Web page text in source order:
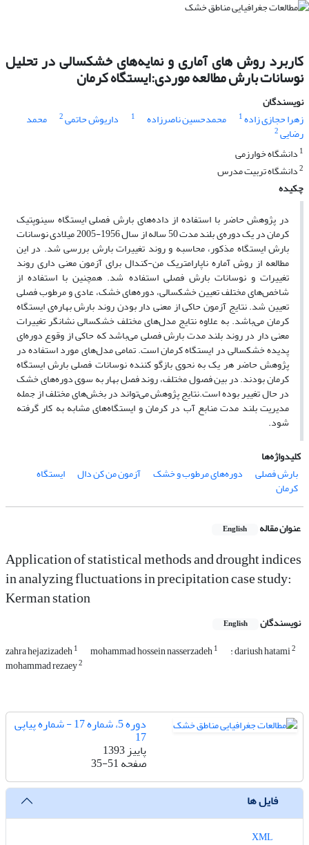
کاربرد روش های آماری و نمایه‌های خشکسالی در تحلیل
نوسانات بارش مطالعه موردی:ایستگاه کرمان
نویسندگان
زهرا حجازی زاده1 محمدحسین ناصرزاده 1 داریوش حاتمی2 محمد
رضایی2
1 دانشگاه خوارزمی
2دانشگاه تربیت مدرس
چکیده
در پژوهش حاضر با استفاده از داده‌های بارش فصلی ایستگاه سینوپتیک
کرمان در یک دوره‌ی بلند مدت 50 ساله از سال 1956-2005 میلادی نوسانات
بارش ایستگاه مذکور، محاسبه و روند تغییرات بارش بررسی شد. در این
مطالعه از روش آماره ناپارامتریک من-کندال برای آزمون معنی داری روند
تغییرات و نوسانات بارش فصلی استفاده شد. همچنین با استفاده از
شاخص‌های مختلف تعیین خشکسالی، دوره‌های خشک، عادی و مرطوب فصلی
تعیین شد. نتایج آزمون حاکی از معنی دار بودن روند بارش بهاره‌ی ایستگاه
کرمان می‌باشد. به علاوه نتایج مدل‌های مختلف خشکسالی نشانگر تغییرات
معنی دار در روند بلند مدت بارش فصلی می‌باشد که حاکی از وقوع دوره‌ای
پدیده خشکسالی در ایستگاه کرمان است. تمامی مدل‌های مورد استفاده در
پژوهش حاضر هر یک به نحوی بازگو کننده نوسانات فصلی بارش ایستگاه
کرمان بودند. در بین فصول مختلف، روند فصل بهار به سوی دوره‌های خشک
در حال تغییر بوده است.نتایج پژوهش می‌تواند در بخش‌های مختلف از جمله
مدیریت بلند مدت منابع آب در کرمان و ایستگاه‌های مشابه به کار گرفته
شود.
کلیدواژه‌ها
بارش فصلی
دوره‌های مرطوب و خشک آزمون من کن دال ایستگاه
کرمان
عنوان مقاله English
Application of statistical methods and drought indices
in analyzing fluctuations in precipitation case study:
Kerman station
نویسندگان English
zahra hejazizadeh1 mohammad hossein nasserzadeh1 : dariush hatami2
mohammad rezaey2
دوره 5، شماره 17 - شماره پیاپی
17
پاییز 1393
صفحه35-51
فایل ها